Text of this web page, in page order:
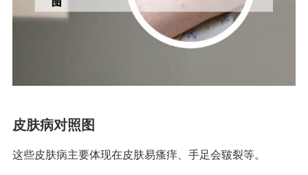
皮肤病对照图
这些皮肤病主要体现在皮肤易瘙痒、手足会皲裂等。